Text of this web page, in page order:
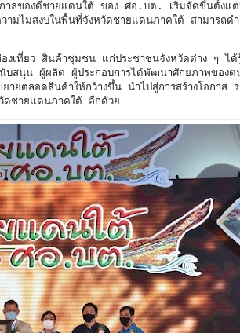
กาลของดีชายแดนใต้ ของ ศอ.บต. เริ่มจัดขึ้นตั้งแ
ามไม่สงบในพื้นที่จังหวัดชายแดนภาคใต้ สามารถด
งเที่ยว สินค้าชุมชน แก่ประชาชนจังหวัดต่าง ๆ ไ
สนุน ผู้ผลิต ผู้ประกอบการได้พัฒนาศักยภาพของต
ยตลอดสินค้าให้กว้างขึ้น นำไปสู่การสร้างโอกาส
ดชายแดนภาคใต้ อีกด้วย